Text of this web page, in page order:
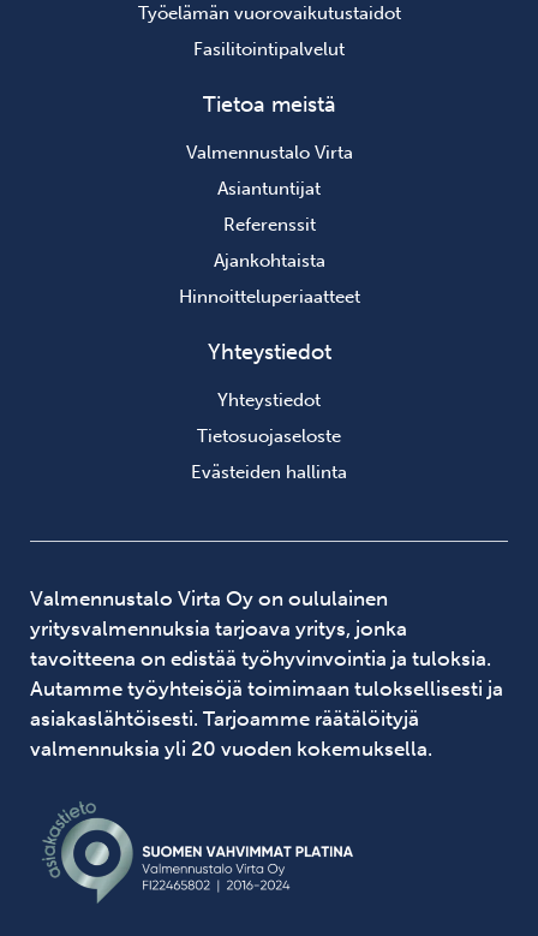
Työelämän vuorovaikutustaidot
Fasilitointipalvelut
Tietoa meistä
Valmennustalo Virta
Asiantuntijat
Referenssit
Ajankohtaista
Hinnoitteluperiaatteet
Yhteystiedot
Yhteystiedot
Tietosuojaseloste
Evästeiden hallinta
Valmennustalo Virta Oy on oululainen
yritysvalmennuksia tarjoava yritys, jonka
tavoitteena on edistää työhyvinvointia ja tuloksia.
Autamme työyhteisöjä toimimaan tuloksellisesti ja
asiakaslähtöisesti. Tarjoamme räätälöityjä
valmennuksia yli 20 vuoden kokemuksella.